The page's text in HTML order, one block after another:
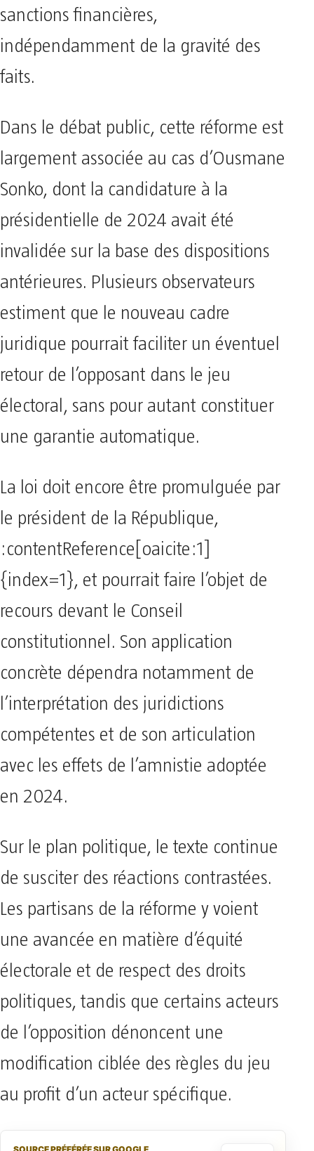
sanctions financières,
indépendamment de la gravité des
faits.
Dans le débat public, cette réforme est
largement associée au cas d’Ousmane
Sonko, dont la candidature à la
présidentielle de 2024 avait été
invalidée sur la base des dispositions
antérieures. Plusieurs observateurs
estiment que le nouveau cadre
juridique pourrait faciliter un éventuel
retour de l’opposant dans le jeu
électoral, sans pour autant constituer
une garantie automatique.
La loi doit encore être promulguée par
le président de la République,
:contentReference[oaicite:1]
{index=1}, et pourrait faire l’objet de
recours devant le Conseil
constitutionnel. Son application
concrète dépendra notamment de
l’interprétation des juridictions
compétentes et de son articulation
avec les effets de l’amnistie adoptée
en 2024.
Sur le plan politique, le texte continue
de susciter des réactions contrastées.
Les partisans de la réforme y voient
une avancée en matière d’équité
électorale et de respect des droits
politiques, tandis que certains acteurs
de l’opposition dénoncent une
modification ciblée des règles du jeu
au profit d’un acteur spécifique.